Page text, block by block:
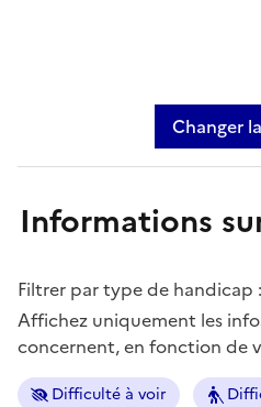
Changer
Informations
Filtrer par type de handicap :
Affichez uniquement les
concernent, en fonction de
Difficulté à voir